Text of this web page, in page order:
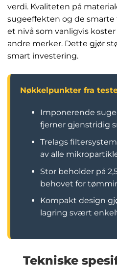
verdi. Kvaliteten på
sugeeffekten og de
et nivå som vanligvis
andre merker. Dette gjør
smart investering.
Nøkkelpunkter fra
Imponerende
fjerner gjenstridig
Trelags
av alle
Stor beholder på
behovet for
Kompakt design
lagring svært
Tekniske